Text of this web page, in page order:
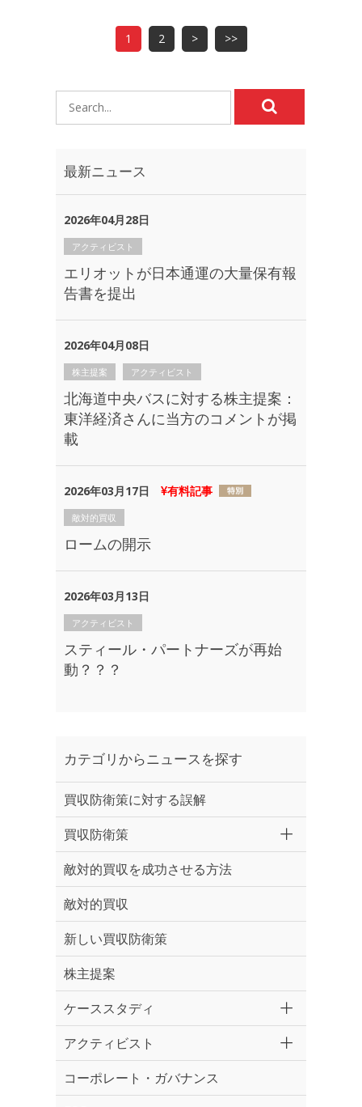
1 2 > >>
最新ニュース
2026年04月28日
アクティビスト
エリオットが日本通運の大量保有報
告書を提出
2026年04月08日
株主提案 アクティビスト
北海道中央バスに対する株主提案：
東洋経済さんに当方のコメントが掲
載
2026年03月17日 有料記事
敵対的買収
ロームの開示
2026年03月13日
アクティビスト
スティール・パートナーズが再始
動？？？
カテゴリからニュースを探す
買収防衛策に対する誤解
買収防衛策
敵対的買収を成功させる方法
敵対的買収
新しい買収防衛策
株主提案
ケーススタディ
アクティビスト
コーポレート・ガバナンス